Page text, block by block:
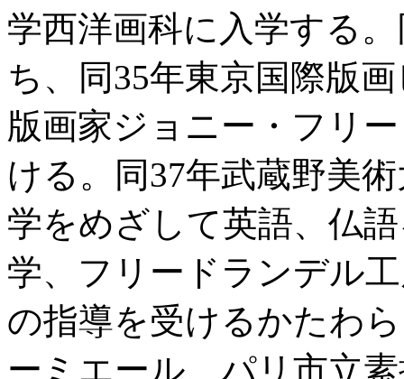
学西洋画科に入学する
ち、同35年東京国際版
版画家ジョニー・フリ
ける。同37年武蔵野美
学をめざして英語、仏
学、フリードランデル
の指導を受けるかたわ
ーミエール、パリ市立